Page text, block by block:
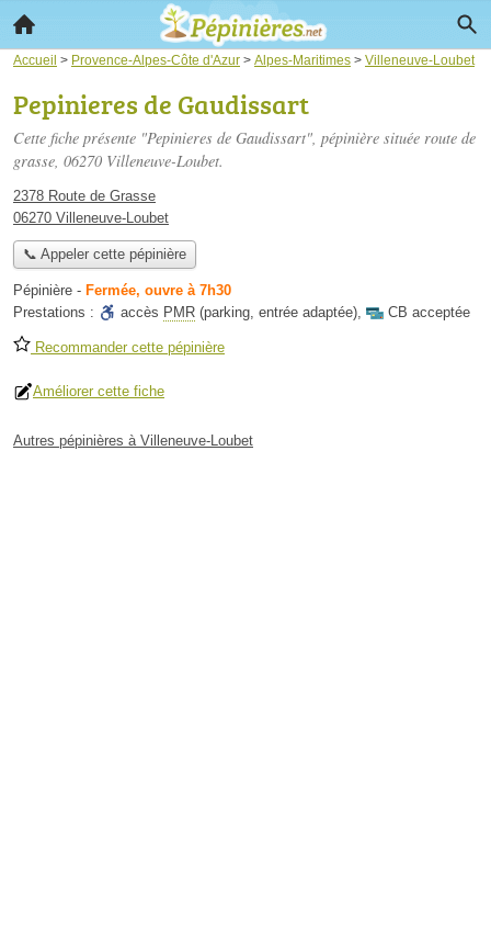
Accueil > Provence-Alpes-Côte d'Azur > Alpes-Maritimes > Villeneuve-Loubet
Pepinieres de Gaudissart
Cette fiche présente "Pepinieres de Gaudissart", pépinière située route de
grasse, 06270 Villeneuve-Loubet.
2378 Route de Grasse
06270 Villeneuve-Loubet
📞 Appeler cette pépinière
Pépinière - Fermée, ouvre à 7h30
Prestations :
accès PMR (parking, entrée adaptée), CB acceptée
Recommander cette pépinière
Améliorer cette fiche
Autres pépinières à Villeneuve-Loubet